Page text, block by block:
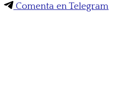
Comenta en Telegram